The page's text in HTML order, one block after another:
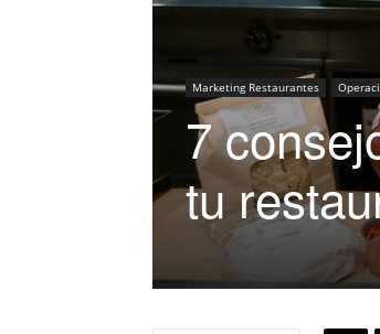
Marketing Restaurantes
7
tu